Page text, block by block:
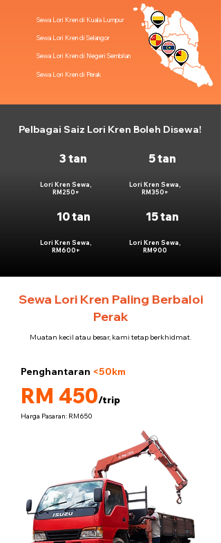
Sewa Lori Kren di Kuala Lumpur
Sewa Lori Kren di Selangor
Sewa Lori Kren di Negeri Sembilan
Sewa Lori Kren di Perak
Pelbagai Saiz Lori Kren Boleh Disewa!
3 tan
Lori Kren Sewa,
RM250+
10 tan
Lori Kren Sewa,
RM600+
5 tan
Lori Kren Sewa,
RM350+
15 tan
Lori Kren Sewa,
RM900
Sewa Lori Kren Paling Berbaloi
Perak
Muatan kecil atau besar, kami tetap berkhidmat.
Penghantaran <50km
RM 450/trip
Harga Pasaran: RM650